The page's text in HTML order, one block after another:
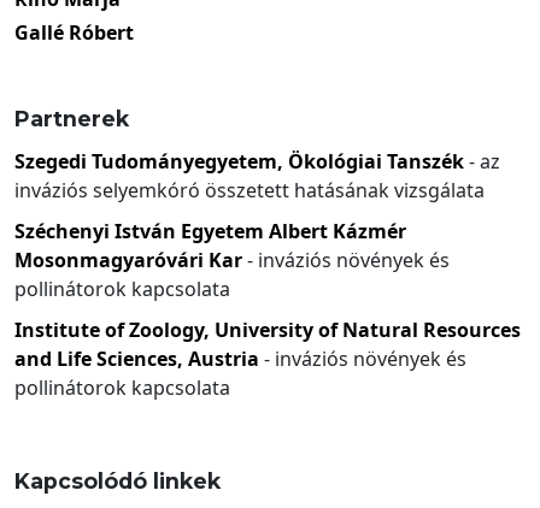
Gallé Róbert
Partnerek
Szegedi Tudományegyetem, Ökológiai Tanszék- az
inváziós selyemkóró összetett hatásának vizsgálata
Széchenyi István Egyetem Albert Kázmér
Mosonmagyaróvári Kar- inváziós növények és
pollinátorok kapcsolata
Institute of Zoology, University of Natural Resources
and Life Sciences, Austria - inváziós növények és
pollinátorok kapcsolata
Kapcsolódó linkek